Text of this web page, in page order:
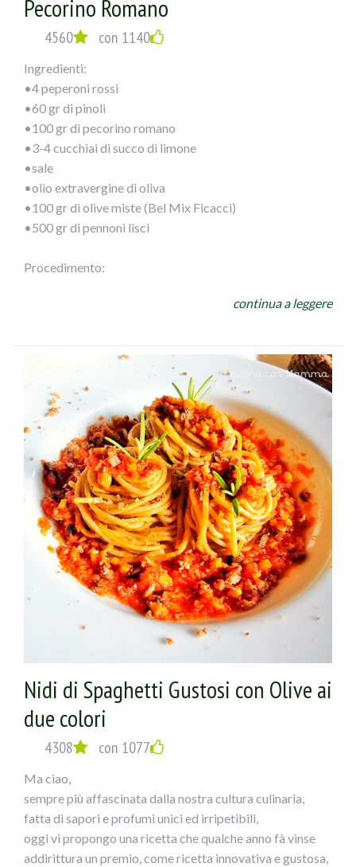
Pecorino Romano
4560 con 1140
Ingredienti:
•4 peperoni rossi
•60 gr di pinoli
•100 gr di pecorino romano
•3-4 cucchiai di succo di limone
•sale
•olio extravergine di oliva
•100 gr di olive miste (Bel Mix Ficacci)
•500 gr di pennoni lisci
Procedimento:
eliminare i semi e frullali a crema. Tosta i pinoli e tritali.
Cuoci i pennoni secondo le istruzioni sulla confezione,
scolali e ripassali nel condimento appena preparato
continua a leggere
Nidi di Spaghetti Gustosi con Olive ai
due colori
4308 con 1077
Ma ciao,
sempre più affascinata dalla nostra cultura culinaria,
fatta di sapori e profumi unici ed irripetibili,
oggi vi propongo una ricetta che qualche anno fà vinse
addirittura un premio, come ricetta innovativa e gustosa,